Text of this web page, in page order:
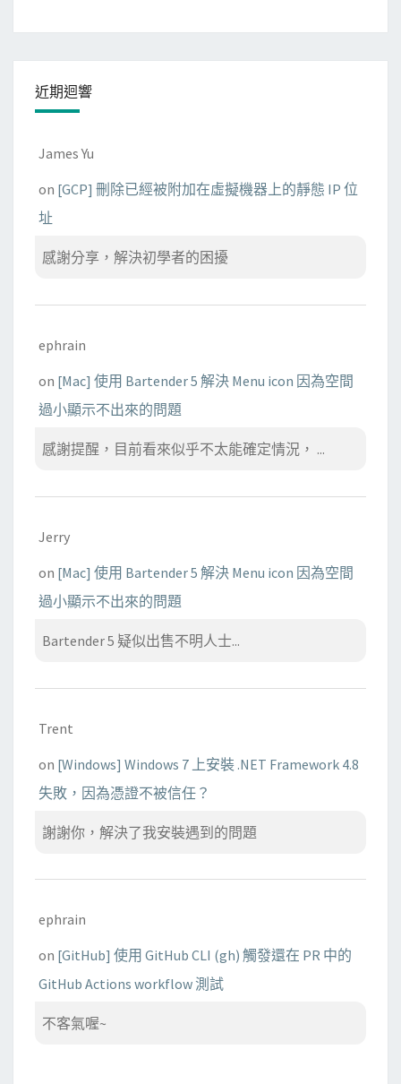
近期迴響
James Yu
on [GCP] 刪除已經被附加在虛擬機器上的靜態 IP 位
址
感謝分享，解決初學者的困擾
ephrain
on [Mac] 使用 Bartender 5 解決 Menu icon 因為空間
過小顯示不出來的問題
感謝提醒，目前看來似乎不太能確定情況， ...
Jerry
on [Mac] 使用 Bartender 5 解決 Menu icon 因為空間
過小顯示不出來的問題
Bartender 5 疑似出售不明人士...
Trent
on [Windows] Windows 7 上安裝 .NET Framework 4.8
失敗，因為憑證不被信任？
謝謝你，解決了我安裝遇到的問題
ephrain
on [GitHub] 使用 GitHub CLI (gh) 觸發還在 PR 中的
GitHub Actions workflow 測試
不客氣喔~